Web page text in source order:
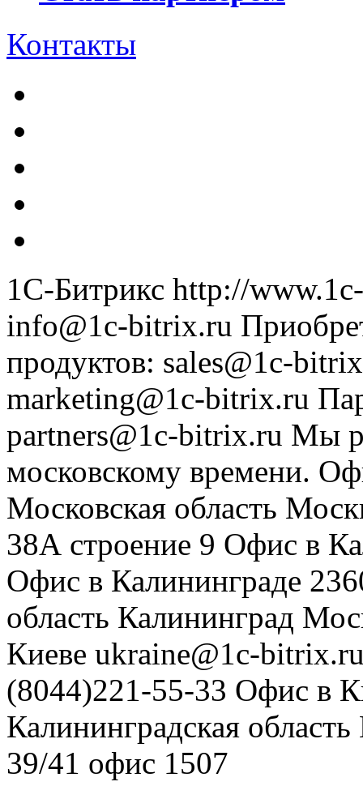
Контакты
1С-Битрикс http://
info@1c-bitrix.ru
продуктов: sales@1c-
marketing@1c-bitrix.ru
partners@1c-bitrix.ru Мы
московскому времени.
Московская область
38А строение 9 Офис в
Офис в Калининграде
область Калининград
Киеве ukraine@1c-
(8044)221-55-33 Офис в
Калининградская область
39/41 офис 1507